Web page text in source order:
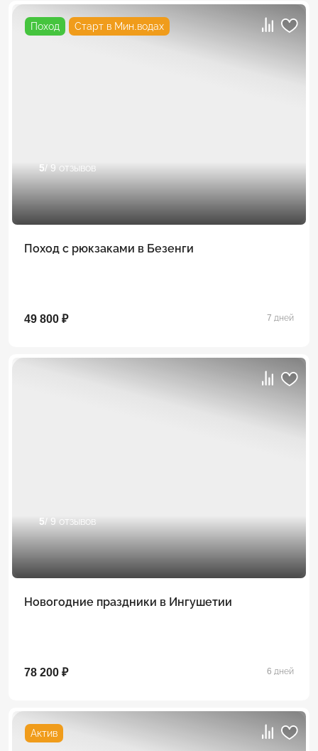
Поход Старт в Мин.водах
5/ 9 отзывов
Поход с рюкзаками в Безенги
49 800 ₽ 7 дней
5/ 9 отзывов
Новогодние праздники в Ингушетии
78 200 ₽ 6 дней
Актив